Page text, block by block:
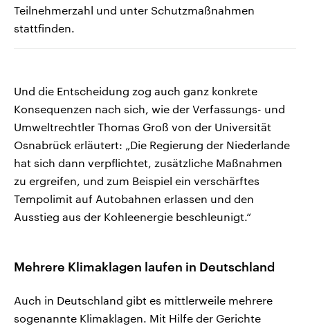
Teilnehmerzahl und unter Schutzmaßnahmen
stattfinden.
Und die Entscheidung zog auch ganz konkrete
Konsequenzen nach sich, wie der Verfassungs- und
Umweltrechtler Thomas Groß von der Universität
Osnabrück erläutert: „Die Regierung der Niederlande
hat sich dann verpflichtet, zusätzliche Maßnahmen
zu ergreifen, und zum Beispiel ein verschärftes
Tempolimit auf Autobahnen erlassen und den
Ausstieg aus der Kohleenergie beschleunigt.“
Mehrere Klimaklagen laufen in Deutschland
Auch in Deutschland gibt es mittlerweile mehrere
sogenannte Klimaklagen. Mit Hilfe der Gerichte